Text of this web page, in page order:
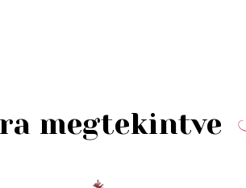
megtekintve